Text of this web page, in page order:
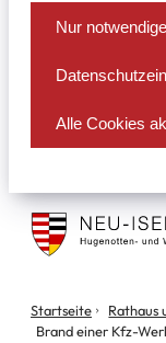
Nur
Alle Cookies
Stadt
Neu
Isenburg
Sie
befinden
Startseite Rathaus
Brand einer Kfz-